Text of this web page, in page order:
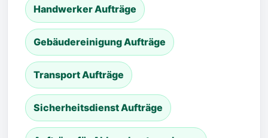
Handwerker Aufträge
Gebäudereinigung Aufträge
Transport Aufträge
Sicherheitsdienst Aufträge